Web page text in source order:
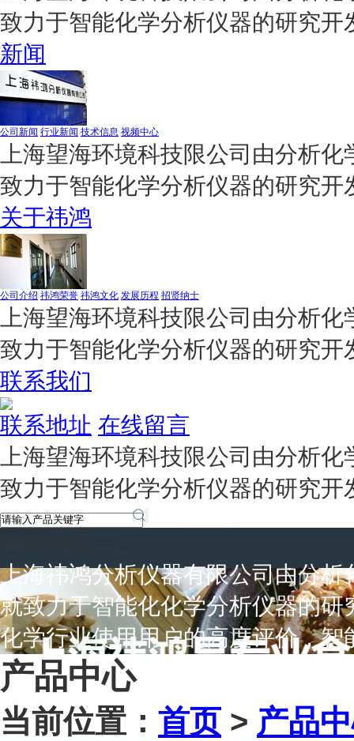
致力于智能化学分析仪器的研究开
新闻
公司新闻 行业新闻 技术信息 视频中心
上海望海环境科技限公司由分析
致力于智能化学分析仪器的研究开
关于祎鸿
公司介绍 祎鸿荣誉 祎鸿文化 发展历程 招贤纳士
上海望海环境科技限公司由分析
致力于智能化学分析仪器的研究开
联系我们
联系地址 在线留言
上海望海环境科技限公司由分析
致力于智能化学分析仪器的研究开
上海祎鸿分析仪器有限公司由分
就致力于智能化化学分析仪器的
化学行业使用用户的高度评价，
产品中心
当前位置： 首页> 产品